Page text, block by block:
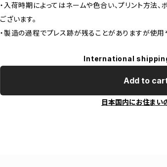
・入荷時期によってはネームや色合い、プリント方法
ございます。
・製造の過程でプレス跡が残ることがありますが使用
International
Add to
日本国内にお住まい